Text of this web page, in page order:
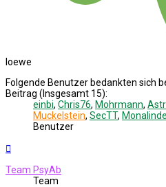
loewe
Folgende Benutzer bedankten sich
Beitrag (Insgesamt 15):
einbi, Chris76, Mohrmann,
Muckelstein, SecTT, Monalinde
Benutzer
Team PsyAb
Team